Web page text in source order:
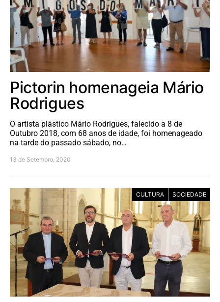
Pictorin homenageia Mário
Rodrigues
O artista plástico Mário Rodrigues, falecido a 8 de
Outubro 2018, com 68 anos de idade, foi homenageado
na tarde do passado sábado, no…
13 de Setembro, 2020
CULTURA SOCIEDADE